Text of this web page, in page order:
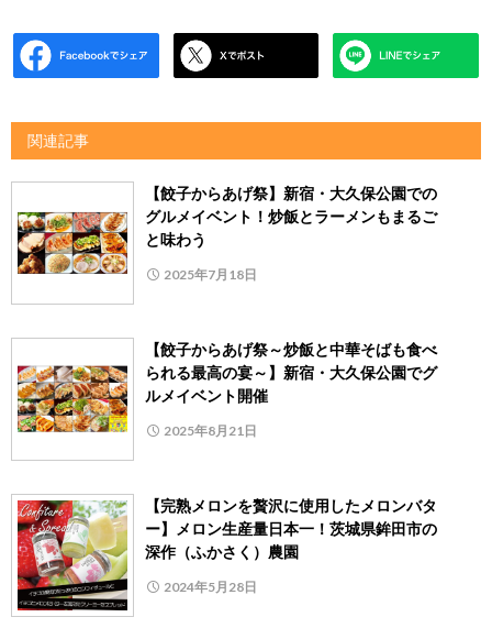
関連記事
【餃子からあげ祭】新宿・大久保公園での
グルメイベント！炒飯とラーメンもまるご
と味わう
2025年7月18日
【餃子からあげ祭～炒飯と中華そばも食べ
られる最高の宴～】新宿・大久保公園でグ
ルメイベント開催
2025年8月21日
【完熟メロンを贅沢に使用したメロンバタ
ー】メロン生産量日本一！茨城県鉾田市の
深作（ふかさく）農園
2024年5月28日